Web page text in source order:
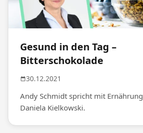
Gesund in den Tag –
Bitterschokolade
30.12.2021
Andy Schmidt spricht mit
Daniela Kielkowski.